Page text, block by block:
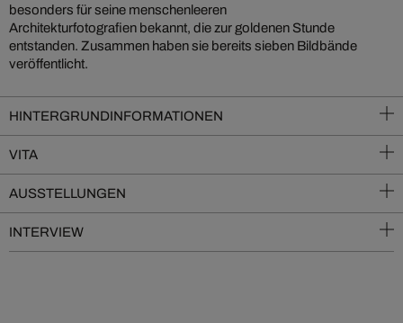
besonders für seine menschenleeren
Architekturfotografien bekannt, die zur goldenen Stunde
entstanden. Zusammen haben sie bereits sieben Bildbände
veröffentlicht.
HINTERGRUNDINFORMATIONEN
VITA
AUSSTELLUNGEN
INTERVIEW